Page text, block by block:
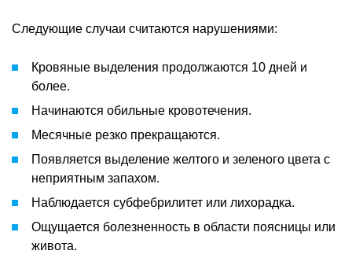
Следующие случаи считаются нарушениями:
Кровяные выделения продолжаются 10 дней и
более.
Начинаются обильные кровотечения.
Месячные резко прекращаются.
Появляется выделение желтого и зеленого цвета с
неприятным запахом.
Наблюдается субфебрилитет или лихорадка.
Ощущается болезненность в области поясницы или
живота.